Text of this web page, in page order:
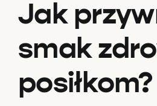
Jak
smak
posiłkom?